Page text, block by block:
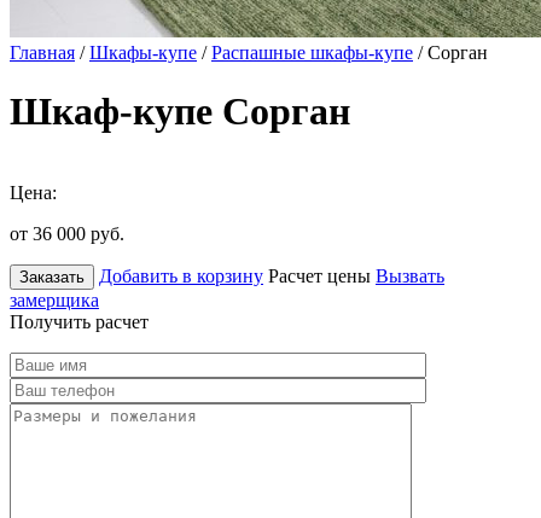
Главная /Шкафы-купе /Распашные шкафы-купе / Сорган
Шкаф-купе Сорган
Цена:
от 36 000 руб.
Заказать Добавить в корзину Расчет цены Вызвать
замерщика
Получить расчет